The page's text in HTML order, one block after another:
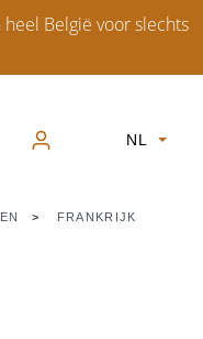
België voor slechts
NL
FRANKRIJK